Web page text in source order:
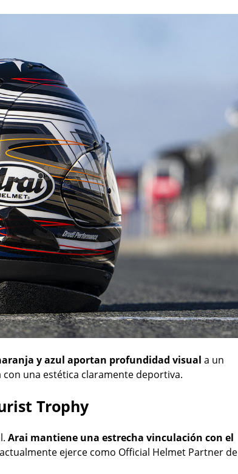
y azul aportan profundidad visual a un
una estética claramente deportiva.
Trophy
Arai mantiene una estrecha vinculación con el
ejerce como Official Helmet Partner de